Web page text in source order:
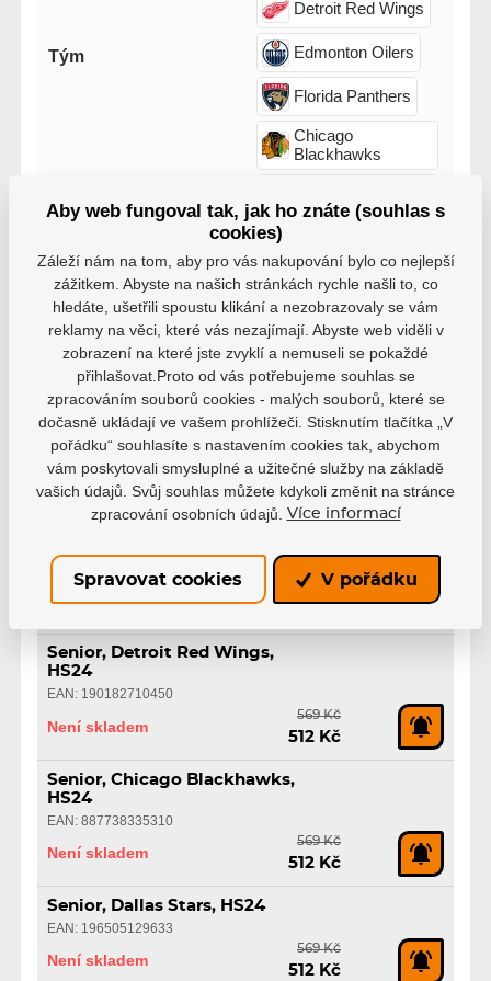
Tým
Detroit Red Wings
Edmonton Oilers
Florida Panthers
Chicago
Blackhawks
Lightning
Varianty
Senior, Edmonton Oilers,
HS24
EAN: 196895641296
Není skladem
569 Kč
512 Kč
Senior, Colorado Avalanche,
EAN: 888442628576
Není skladem
569 Kč
Senior, Detroit Red Wings,
HS24
EAN: 190182710450
Není skladem
569 Kč
512 Kč
Senior, Chicago Blackhawks,
HS24
EAN: 887738335310
Není skladem
569 Kč
512 Kč
Senior, Dallas Stars, HS24
EAN: 196505129633
Není skladem
569 Kč
512 Kč
Aby web fungoval tak, jak ho znáte (souhlas s
cookies)
Záleží nám na tom, aby pro vás nakupování bylo co nejlepší
zážitkem. Abyste na našich stránkách rychle našli to, co
hledáte, ušetřili spoustu klikání a nezobrazovaly se vám
reklamy na věci, které vás nezajímají. Abyste web viděli v
zobrazení na které jste zvyklí a nemuseli se pokaždé
přihlašovat.Proto od vás potřebujeme souhlas se
zpracováním souborů cookies - malých souborů, které se
dočasně ukládají ve vašem prohlížeči. Stisknutím tlačítka „V
pořádku“ souhlasíte s nastavením cookies tak, abychom
vám poskytovali smysluplné a užitečné služby na základě
vašich údajů. Svůj souhlas můžete kdykoli změnit na stránce
zpracování osobních údajů.
Více informací
Spravovat cookies V pořádku